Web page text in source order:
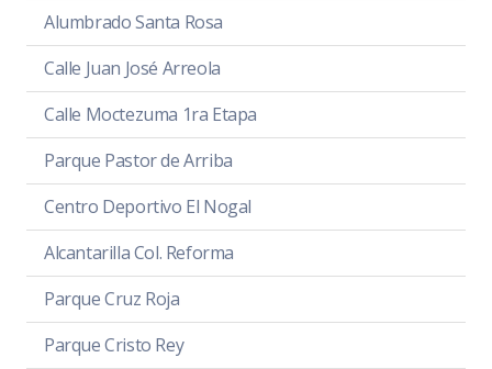
Alumbrado Santa Rosa
Calle Juan José Arreola
Calle Moctezuma 1ra Etapa
Parque Pastor de Arriba
Centro Deportivo El Nogal
Alcantarilla Col. Reforma
Parque Cruz Roja
Parque Cristo Rey